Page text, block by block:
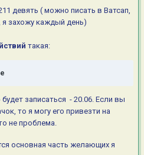
девять ( можно писать в Ватсап,
я захожу каждый день)
такая:
записаться - 20.06. Если вы
то я могу его привезти на
не проблема.
основная часть желающих я